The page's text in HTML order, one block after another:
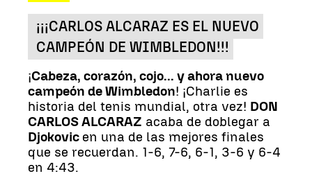
¡¡¡CARLOS ALCARAZ ES EL NUEVO
CAMPEÓN DE WIMBLEDON!!!
¡Cabeza, corazón, cojo... y ahora nuevo
campeón de Wimbledon! ¡Charlie es
historia del tenis mundial, otra vez! DON
CARLOS ALCARAZ acaba de doblegar a
Djokovic en una de las mejores finales
que se recuerdan. 1-6, 7-6, 6-1, 3-6 y 6-4
en 4:43.